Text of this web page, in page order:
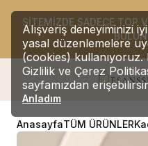
Alışveriş deneyiminizi
yasal düzenlemelere
(cookies) kullanıyoruz.
Gizlilik ve Çerez
sayfamızdan
Anladım
SİTEMİZDE SADECE TOP
AnasayfaTÜM ÜRÜNLER